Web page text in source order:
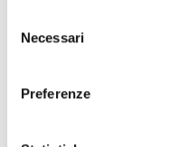
delNecessari
Preferenze
LAVORI DI